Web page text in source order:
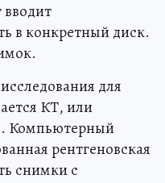
в конкретный диск.
для
КТ, или
Компьютерный
рентгеновская
снимки с